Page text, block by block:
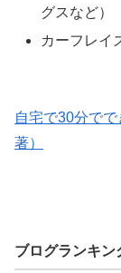
グスなど）
カーフレイ
自宅で30分で
著）
ブログランキン